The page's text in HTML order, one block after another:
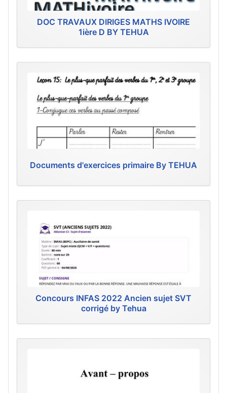
DOC TRAVAUX DIRIGES MATHS IVOIRE
1ière D BY TEHUA
Documents d'exercices primaire By TEHUA
Concours INFAS 2022 Ancien sujet SVT
corrigé by Tehua